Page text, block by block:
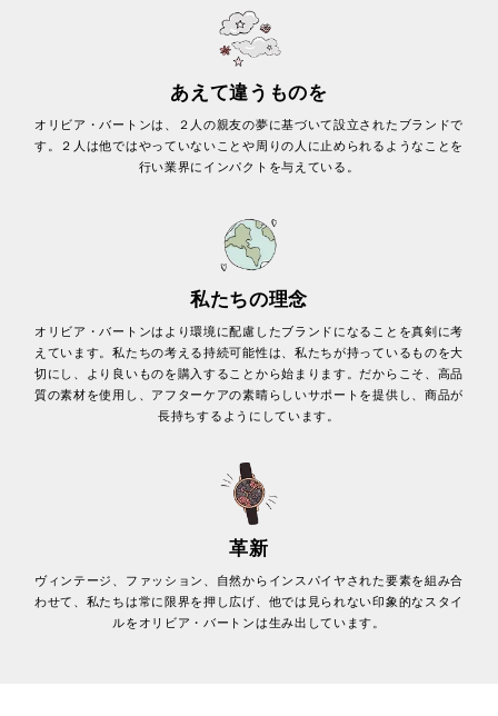
あえて違うものを
オリビア・バートンは、２人の親友の夢に基づいて設立されたブランドで
す。２人は他ではやっていないことや周りの人に止められるようなことを
行い業界にインパクトを与えている。
私たちの理念
オリビア・バートンはより環境に配慮したブランドになることを真剣に考
えています。私たちの考える持続可能性は、私たちが持っているものを大
切にし、より良いものを購入することから始まります。だからこそ、高品
質の素材を使用し、アフターケアの素晴らしいサポートを提供し、商品が
長持ちするようにしています。
革新
ヴィンテージ、ファッション、自然からインスパイヤされた要素を組み合
わせて、私たちは常に限界を押し広げ、他では見られない印象的なスタイ
ルをオリビア・バートンは生み出しています。